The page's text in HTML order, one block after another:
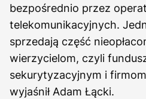
bezpośrednio przez
telekomunikacyjnych.
sprzedają część
wierzycielom, czyli
sekurytyzacyjnym i
wyjaśnił Adam Łącki.